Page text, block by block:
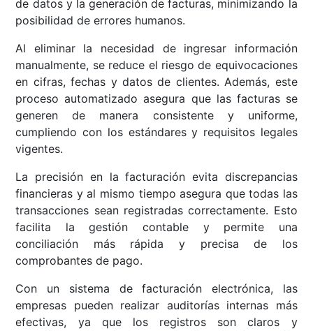
de datos y la generación de facturas, minimizando la
posibilidad de errores humanos.
Al eliminar la necesidad de ingresar información
manualmente, se reduce el riesgo de equivocaciones
en cifras, fechas y datos de clientes. Además, este
proceso automatizado asegura que las facturas se
generen de manera consistente y uniforme,
cumpliendo con los estándares y requisitos legales
vigentes.
La precisión en la facturación evita discrepancias
financieras y al mismo tiempo asegura que todas las
transacciones sean registradas correctamente. Esto
facilita la gestión contable y permite una
conciliación más rápida y precisa de los
comprobantes de pago.
Con un sistema de facturación electrónica, las
empresas pueden realizar auditorías internas más
efectivas, ya que los registros son claros y